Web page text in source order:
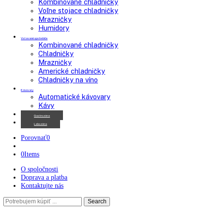
Skriňové mrazničky
Kombinované chladničky
Voľne stojace chladničky
Mrazničky
Humidory
Vstavané spotrebiče
Kombinované chladničky
Chladničky
Mrazničky
Americké chladničky
Chladničky na víno
Automatické kávovary
Kávy
Gastrozóna
Porovnať 0
0Items
O spoločnosti